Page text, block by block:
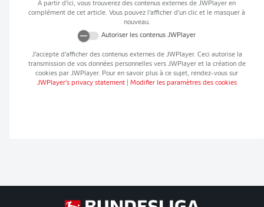
À partir d’ici, vous trouverez des contenus externes de JWPlayer en
complément de cet article. Vous pouvez l’afficher d’un clic et le masquer à
nouveau.
Autoriser les contenus JWPlayer
J’accepte d’afficher des contenus externes de JWPlayer. Ceci autorise la
transmission de vos données personnelles vers JWPlayeret la création de
cookies par JWPlayer. Pour en savoir plus à ce sujet, rendez-vous sur
JWPlayer's privacy statement| Modifier les paramètres des cookies